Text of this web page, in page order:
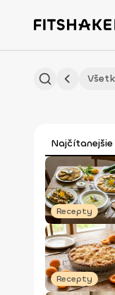
Najčítanejšie
Recepty
Recepty